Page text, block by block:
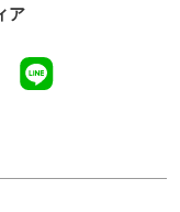
ア
youtube